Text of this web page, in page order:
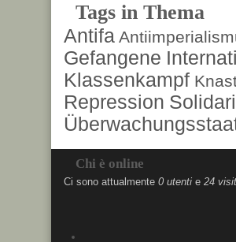
Tags in Thema
Antifa
Gefangene
Klassenkampf
Repression
Chi è online
Ci sono attualmente 0 utenti e 24